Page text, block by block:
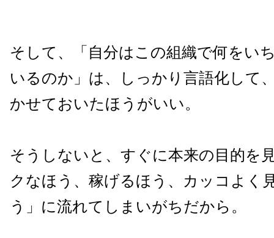
そして、「自分はこの組織で何をい
いるのか」は、しっかり言語化して
かせておいたほうがいい。
そうしないと、すぐに本来の目的を
クなほう、稼げるほう、カッコよく
う」に流れてしまいがちだから。